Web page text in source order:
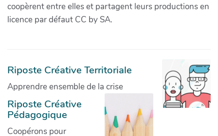
coopèrent entre elles et partagent leurs productions en
licence par défaut CC by SA.
Riposte Créative Territoriale
Apprendre ensemble de la crise
Riposte Créative
Pédagogique
Coopérons pour